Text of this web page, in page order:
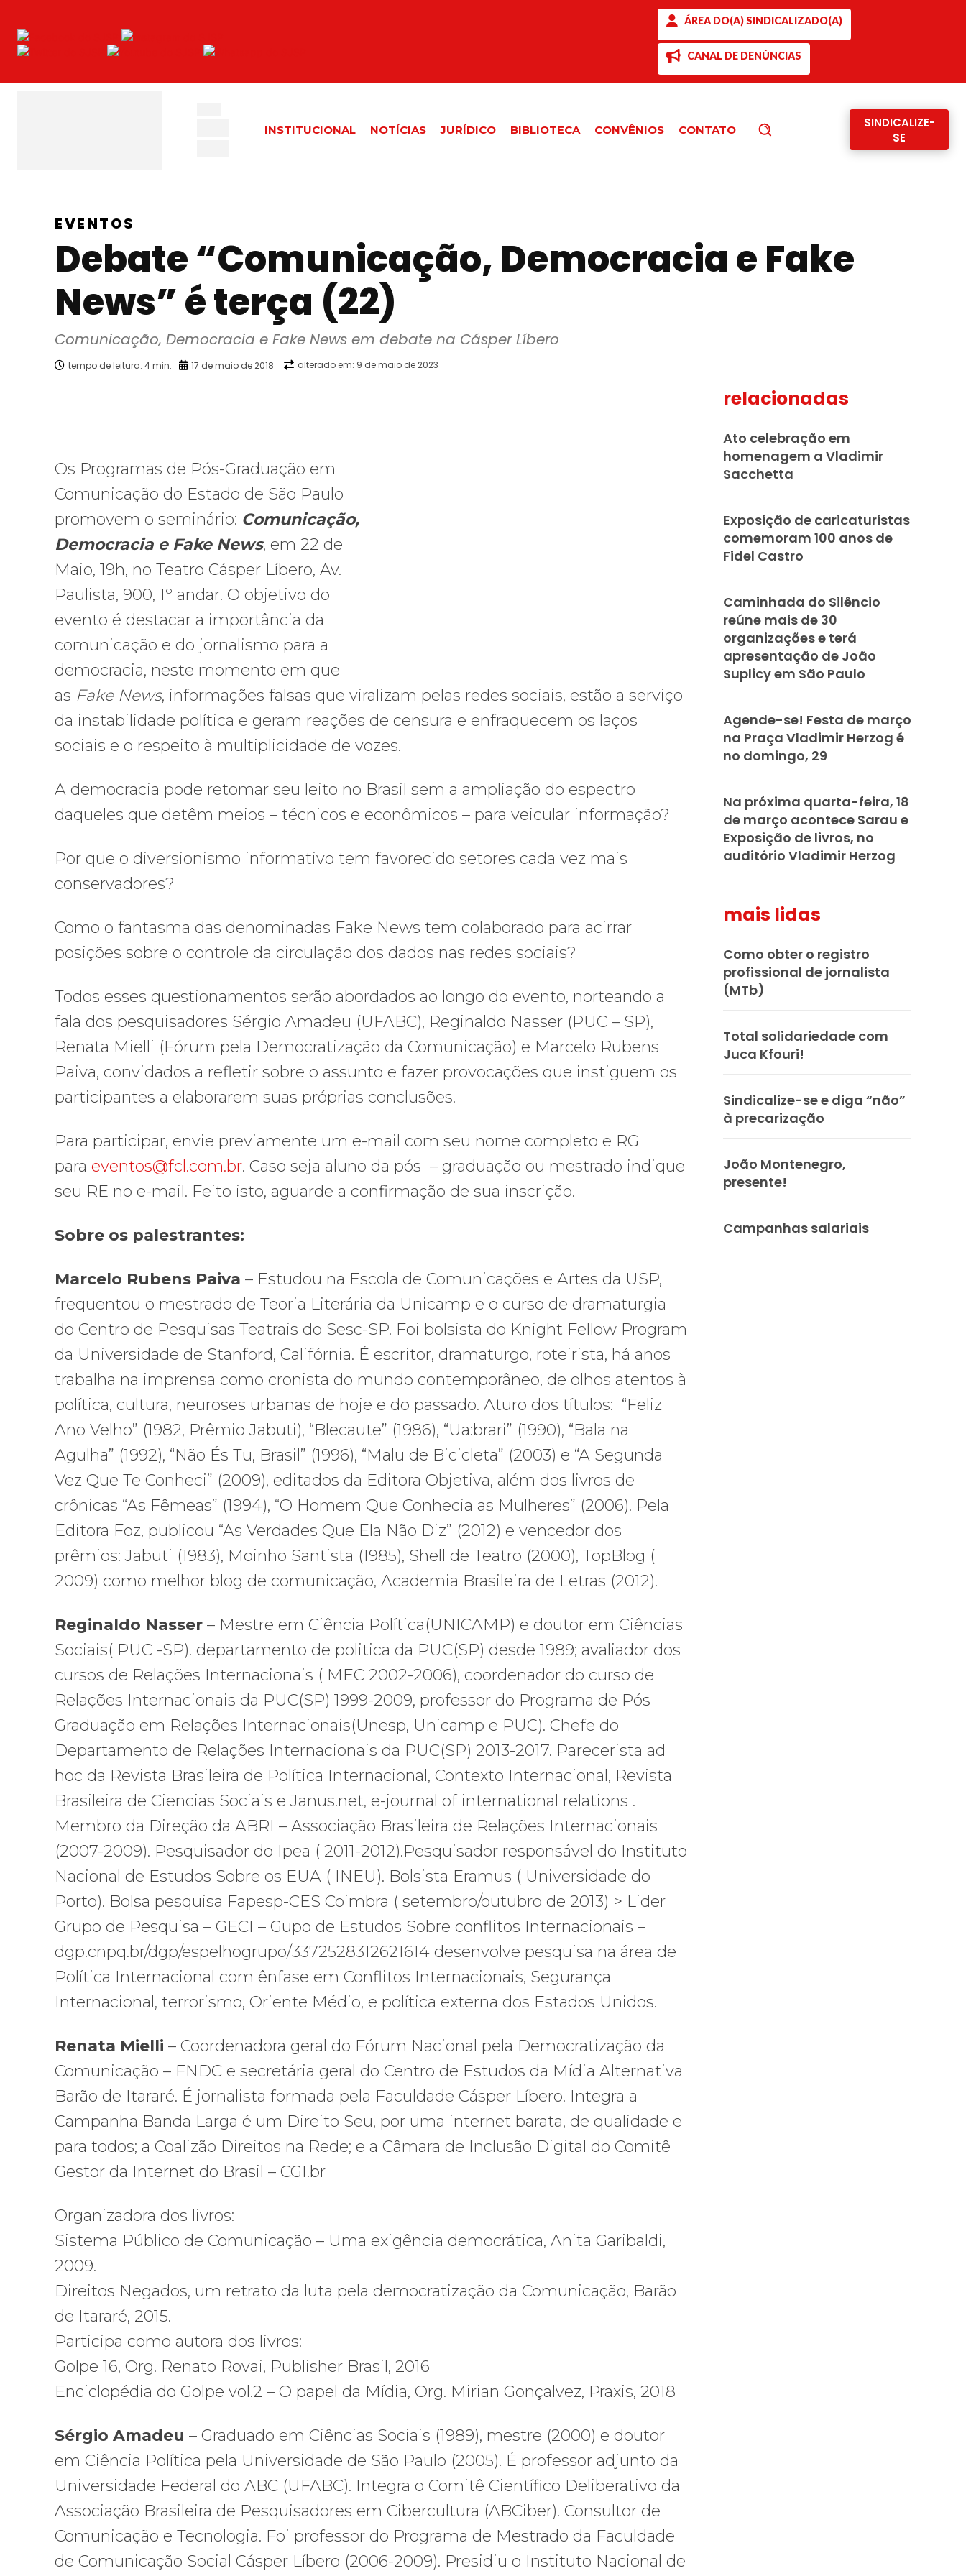
ÁREA DO(A) SINDICALIZADO(A)
CANAL DE DENÚNCIAS
INSTITUCIONAL NOTÍCIAS JURÍDICO BIBLIOTECA CONVÊNIOS CONTATO
SINDICALIZE-
SE
EVENTOS
Debate “Comunicação, Democracia e Fake
News” é terça (22)
Comunicação, Democracia e Fake News em debate na Cásper Líbero
tempo de leitura: 4min. 17 de maio de 2018 alterado em: 9 de maio de 2023
Os Programas de Pós-Graduação em
Comunicação do Estado de São Paulo
promovem o seminário: Comunicação,
Democracia e Fake News, em 22 de
Maio, 19h, no Teatro Cásper Líbero, Av.
Paulista, 900, 1º andar. O objetivo do
evento é destacar a importância da
comunicação e do jornalismo para a
democracia, neste momento em que
as Fake News, informações falsas que viralizam pelas redes sociais, estão a serviço
da instabilidade política e geram reações de censura e enfraquecem os laços
sociais e o respeito à multiplicidade de vozes.
A democracia pode retomar seu leito no Brasil sem a ampliação do espectro
daqueles que detêm meios – técnicos e econômicos – para veicular informação?
Por que o diversionismo informativo tem favorecido setores cada vez mais
conservadores?
Como o fantasma das denominadas Fake News tem colaborado para acirrar
posições sobre o controle da circulação dos dados nas redes sociais?
Todos esses questionamentos serão abordados ao longo do evento, norteando a
fala dos pesquisadores Sérgio Amadeu (UFABC), Reginaldo Nasser (PUC – SP),
Renata Mielli (Fórum pela Democratização da Comunicação) e Marcelo Rubens
Paiva, convidados a refletir sobre o assunto e fazer provocações que instiguem os
participantes a elaborarem suas próprias conclusões.
Para participar, envie previamente um e-mail com seu nome completo e RG
para eventos@fcl.com.br. Caso seja aluno da pós – graduação ou mestrado indique
seu RE no e-mail. Feito isto, aguarde a confirmação de sua inscrição.
Sobre os palestrantes:
Marcelo Rubens Paiva – Estudou na Escola de Comunicações e Artes da USP,
frequentou o mestrado de Teoria Literária da Unicamp e o curso de dramaturgia
do Centro de Pesquisas Teatrais do Sesc-SP. Foi bolsista do Knight Fellow Program
da Universidade de Stanford, Califórnia. É escritor, dramaturgo, roteirista, há anos
trabalha na imprensa como cronista do mundo contemporâneo, de olhos atentos à
política, cultura, neuroses urbanas de hoje e do passado. Aturo dos títulos: “Feliz
Ano Velho” (1982, Prêmio Jabuti), “Blecaute” (1986), “Ua:brari” (1990), “Bala na
Agulha” (1992), “Não És Tu, Brasil” (1996), “Malu de Bicicleta” (2003) e “A Segunda
Vez Que Te Conheci” (2009), editados da Editora Objetiva, além dos livros de
crônicas “As Fêmeas” (1994), “O Homem Que Conhecia as Mulheres” (2006). Pela
Editora Foz, publicou “As Verdades Que Ela Não Diz” (2012) e vencedor dos
prêmios: Jabuti (1983), Moinho Santista (1985), Shell de Teatro (2000), TopBlog (
2009) como melhor blog de comunicação, Academia Brasileira de Letras (2012).
Reginaldo Nasser – Mestre em Ciência Política(UNICAMP) e doutor em Ciências
Sociais( PUC -SP). departamento de politica da PUC(SP) desde 1989; avaliador dos
cursos de Relações Internacionais ( MEC 2002-2006), coordenador do curso de
Relações Internacionais da PUC(SP) 1999-2009, professor do Programa de Pós
Graduação em Relações Internacionais(Unesp, Unicamp e PUC). Chefe do
Departamento de Relações Internacionais da PUC(SP) 2013-2017. Parecerista ad
hoc da Revista Brasileira de Política Internacional, Contexto Internacional, Revista
Brasileira de Ciencias Sociais e Janus.net, e-journal of international relations .
Membro da Direção da ABRI – Associação Brasileira de Relações Internacionais
(2007-2009). Pesquisador do Ipea ( 2011-2012).Pesquisador responsável do Instituto
Nacional de Estudos Sobre os EUA ( INEU). Bolsista Eramus ( Universidade do
Porto). Bolsa pesquisa Fapesp-CES Coimbra ( setembro/outubro de 2013) > Lider
Grupo de Pesquisa – GECI – Gupo de Estudos Sobre conflitos Internacionais –
dgp.cnpq.br/dgp/espelhogrupo/3372528312621614 desenvolve pesquisa na área de
Política Internacional com ênfase em Conflitos Internacionais, Segurança
Internacional, terrorismo, Oriente Médio, e política externa dos Estados Unidos.
Renata Mielli – Coordenadora geral do Fórum Nacional pela Democratização da
Comunicação – FNDC e secretária geral do Centro de Estudos da Mídia Alternativa
Barão de Itararé. É jornalista formada pela Faculdade Cásper Líbero. Integra a
Campanha Banda Larga é um Direito Seu, por uma internet barata, de qualidade e
para todos; a Coalizão Direitos na Rede; e a Câmara de Inclusão Digital do Comitê
Gestor da Internet do Brasil – CGI.br
Organizadora dos livros:
Sistema Público de Comunicação – Uma exigência democrática, Anita Garibaldi,
2009.
Direitos Negados, um retrato da luta pela democratização da Comunicação, Barão
de Itararé, 2015.
Participa como autora dos livros:
Golpe 16, Org. Renato Rovai, Publisher Brasil, 2016
Enciclopédia do Golpe vol.2 – O papel da Mídia, Org. Mirian Gonçalvez, Praxis, 2018
Sérgio Amadeu – Graduado em Ciências Sociais (1989), mestre (2000) e doutor
em Ciência Política pela Universidade de São Paulo (2005). É professor adjunto da
Universidade Federal do ABC (UFABC). Integra o Comitê Científico Deliberativo da
Associação Brasileira de Pesquisadores em Cibercultura (ABCiber). Consultor de
Comunicação e Tecnologia. Foi professor do Programa de Mestrado da Faculdade
de Comunicação Social Cásper Líbero (2006-2009). Presidiu o Instituto Nacional de
relacionadas
Ato celebração em
homenagem a Vladimir
Sacchetta
Exposição de caricaturistas
comemoram 100 anos de
Fidel Castro
Caminhada do Silêncio
reúne mais de 30
organizações e terá
apresentação de João
Suplicy em São Paulo
Agende-se! Festa de março
na Praça Vladimir Herzog é
no domingo, 29
Na próxima quarta-feira, 18
de março acontece Sarau e
Exposição de livros, no
auditório Vladimir Herzog
mais lidas
Como obter o registro
profissional de jornalista
(MTb)
Total solidariedade com
Juca Kfouri!
Sindicalize-se e diga “não”
à precarização
João Montenegro,
presente!
Campanhas salariais